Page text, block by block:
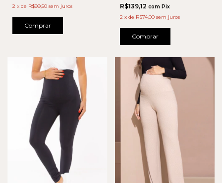
2 x de R$99,50 sem juros
Comprar
R$139,12 com Pix
2 x de R$74,00 sem juros
Comprar